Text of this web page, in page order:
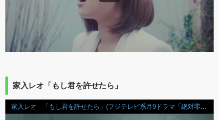
家入レオ「もし君を許せたら」
家入レオ - 「もし君を許せたら」(フジテレビ系月9ドラマ「絶対零度～未然犯罪潜入捜査～」主題歌）